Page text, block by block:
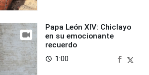
Papa León XIV: Chiclayo
en su emocionante
recuerdo
access_time 1:00